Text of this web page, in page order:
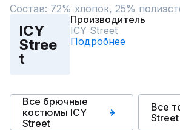
Состав: 72% хлопок, 25%
ICY
Stree
t
Производитель
ICY Street
Подробнее
Все брючные
костюмы ICY
Street
Все
Street